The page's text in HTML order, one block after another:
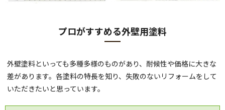
プロがすすめる外壁用塗料
外壁塗料といっても多種多様のものがあり、耐候性や価格に大きな
差があります。各塗料の特長を知り、失敗のないリフォームをして
いただきたいと思っています。